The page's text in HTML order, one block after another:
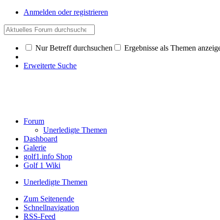
Anmelden oder registrieren
Nur Betreff durchsuchen Ergebnisse als Themen
Erweiterte Suche
Forum
Unerledigte Themen
Dashboard
Galerie
golf1.info Shop
Golf 1 Wiki
Unerledigte Themen
Zum Seitenende
Schnellnavigation
RSS-Feed